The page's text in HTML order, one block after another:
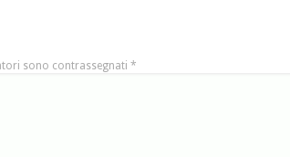
sono contrassegnati *